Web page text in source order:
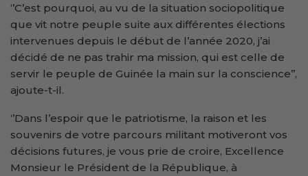
‘’C’est pourquoi, au vu de la situation sociopolitique
que vit notre peuple suite aux différentes élections
intervenues depuis le début de l’année 2020, j’ai
décidé de ne pas trahir ma mission, qui est celle de
servir le peuple de Guinée la main sur la conscience’’,
ajoute-t-il.
‘’Dans l’espoir que le patriotisme, la raison et les
souvenirs de votre parcours militant motiveront vos
décisions futures, je vous prie de croire, Excellence
Monsieur le Président de la République, à